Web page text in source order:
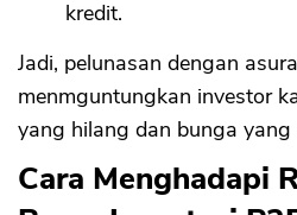
kredit.
Jadi, pelunasan dengan
menmguntungkan investor
yang hilang dan bunga yang
Cara Menghadapi